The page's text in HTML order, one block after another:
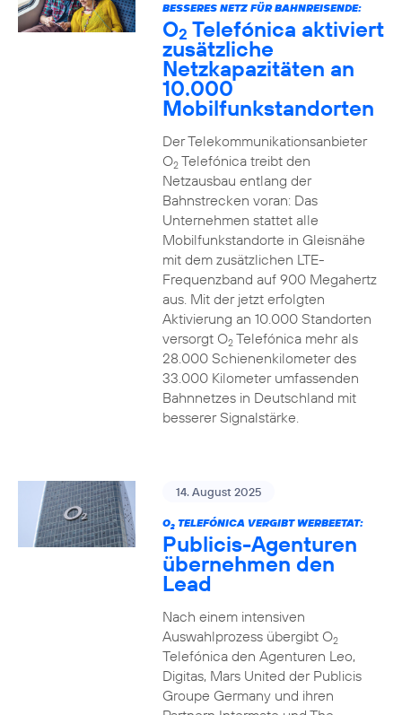
BESSERES NETZ FÜR BAHNREISENDE:
O2 Telefónica aktiviert
zusätzliche
Netzkapazitäten an
10.000
Mobilfunkstandorten
Der Telekommunikationsanbieter
O2Telefónica treibt den
Netzausbau entlang der
Bahnstrecken voran: Das
Unternehmen stattet alle
Mobilfunkstandorte in Gleisnähe
mit dem zusätzlichen LTE-
Frequenzband auf 900 Megahertz
aus. Mit der jetzt erfolgten
Aktivierung an 10.000 Standorten
versorgt O2Telefónica mehr als
28.000 Schienenkilometer des
33.000 Kilometer umfassenden
Bahnnetzes in Deutschland mit
besserer Signalstärke.
14. August 2025
O2TELEFÓNICA VERGIBT WERBEETAT:
Publicis-Agenturen
übernehmen den
Lead
Nach einem intensiven
Auswahlprozess übergibt O2
Telefónica den Agenturen Leo,
Digitas, Mars United der Publicis
Groupe Germany und ihren